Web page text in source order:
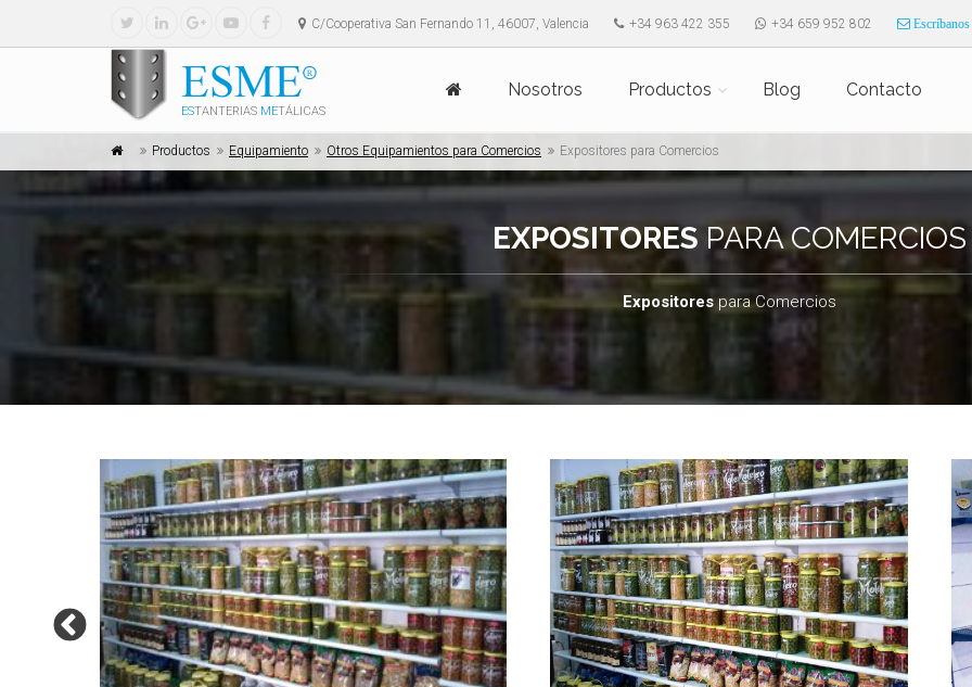
C/Cooperativa San Fernando 11, 46007, Valencia +34 963 422 355 +34 659 952 802 Escríbanos
ESTANTERIAS METÁLICAS
Nosotros Productos Blog Contacto
Productos Equipamiento Otros Equipamientos para Comercios Expositores para Comercios
EXPOSITORES PARA COMERCIOS
Expositorespara Comercios